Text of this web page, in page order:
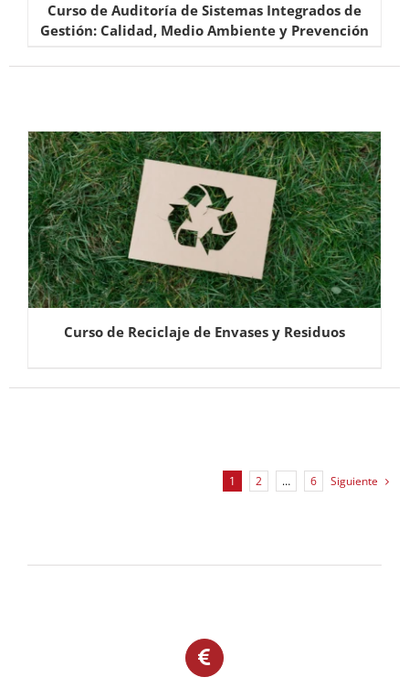
Curso de Auditoría de Sistemas Integrados de
Gestión: Calidad, Medio Ambiente y Prevención
Curso de Reciclaje de Envases y Residuos
1 2 … 6 Siguiente